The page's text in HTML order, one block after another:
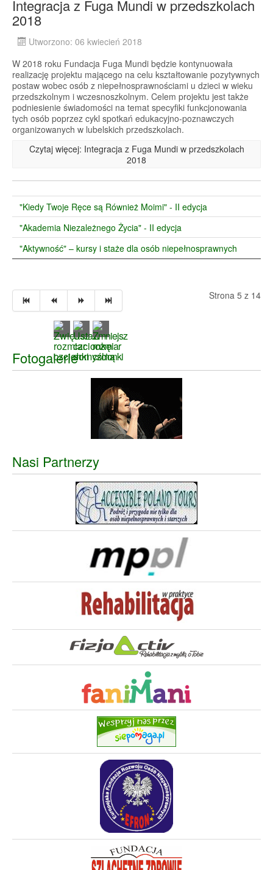
Integracja z Fuga Mundi w przedszkolach
2018
Utworzono: 06 kwiecień 2018
W 2018 roku Fundacja Fuga Mundi będzie kontynuowała
realizację projektu mającego na celu kształtowanie pozytywnych
postaw wobec osób z niepełnosprawnościami u dzieci w wieku
przedszkolnym i wczesnoszkolnym. Celem projektu jest także
podniesienie świadomości na temat specyfiki funkcjonowania
tych osób poprzez cykl spotkań edukacyjno-poznawczych
organizowanych w lubelskich przedszkolach.
Czytaj więcej: Integracja z Fuga Mundi w przedszkolach
2018
"Kiedy Twoje Ręce są Również Moimi" - II edycja
"Akademia Niezależnego Życia" - II edycja
"Aktywność" – kursy i staże dla osób niepełnosprawnych
Strona 5 z 14
Fotogalerie
Nasi Partnerzy